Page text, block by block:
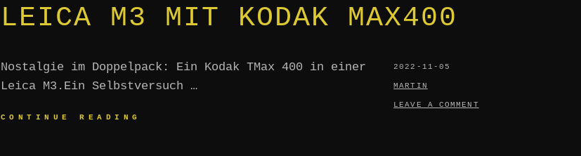
LEICA M3 MIT KODAK MAX400
Nostalgie im Doppelpack: Ein Kodak TMax 400 in einer
Leica M3.Ein Selbstversuch …
CONTINUE READING
POSTED
ON
2022-11-05
BY
MARTIN
LEAVE A COMMENT